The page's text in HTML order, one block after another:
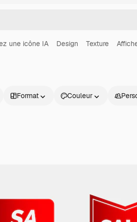
une icône IA Design Texture
Format Couleur
Produits Commencer